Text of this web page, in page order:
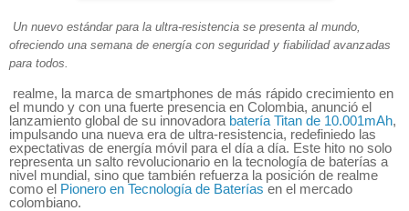
Un nuevo estándar para la ultra-resistencia se presenta al mundo,
ofreciendo una semana de energía con seguridad y fiabilidad avanzadas
para todos.
realme, la marca de smartphones de más rápido crecimiento en
el mundo y con una fuerte presencia en Colombia, anunció el
lanzamiento global de su innovadora batería Titan de 10.001mAh,
impulsando una nueva era de ultra-resistencia, redefiniedo las
expectativas de energía móvil para el día a día. Este hito no solo
representa un salto revolucionario en la tecnología de baterías a
nivel mundial, sino que también refuerza la posición de realme
como el Pionero en Tecnología de Baterías en el mercado
colombiano.